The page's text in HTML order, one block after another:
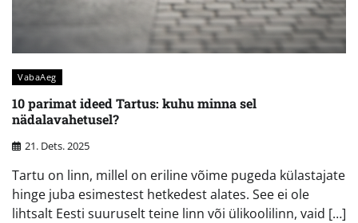
VabaAeg
10 parimat ideed Tartus: kuhu minna sel
nädalavahetusel?
21. Dets. 2025
Tartu on linn, millel on eriline võime pugeda külastajate
hinge juba esimestest hetkedest alates. See ei ole
lihtsalt Eesti suuruselt teine linn või ülikoolilinn, vaid […]